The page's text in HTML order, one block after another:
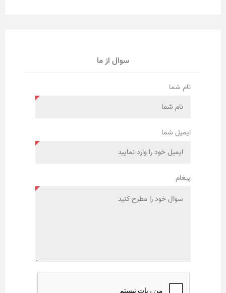
سوال از ما
نام شما
ایمیل شما
پیغام